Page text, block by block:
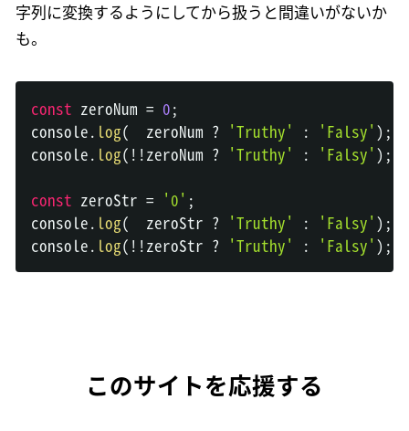
字列に変換するようにしてから扱うと間違いがないか
も。
const zeroNum = 0;
console. log(
  zeroNum
? 'Truthy' : 'Falsy' ) ;
console. log( ! !zeroNum ? 'Truthy' : 'Falsy' ) ;
const zeroStr = '0' ;
console. log(
  zeroStr
? 'Truthy' : 'Falsy' ) ;
console. log( ! !zeroStr ? 'Truthy' : 'Falsy' ) ;
このサイトを応援する